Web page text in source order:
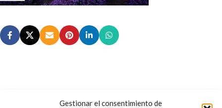
Gestionar el consentimiento de